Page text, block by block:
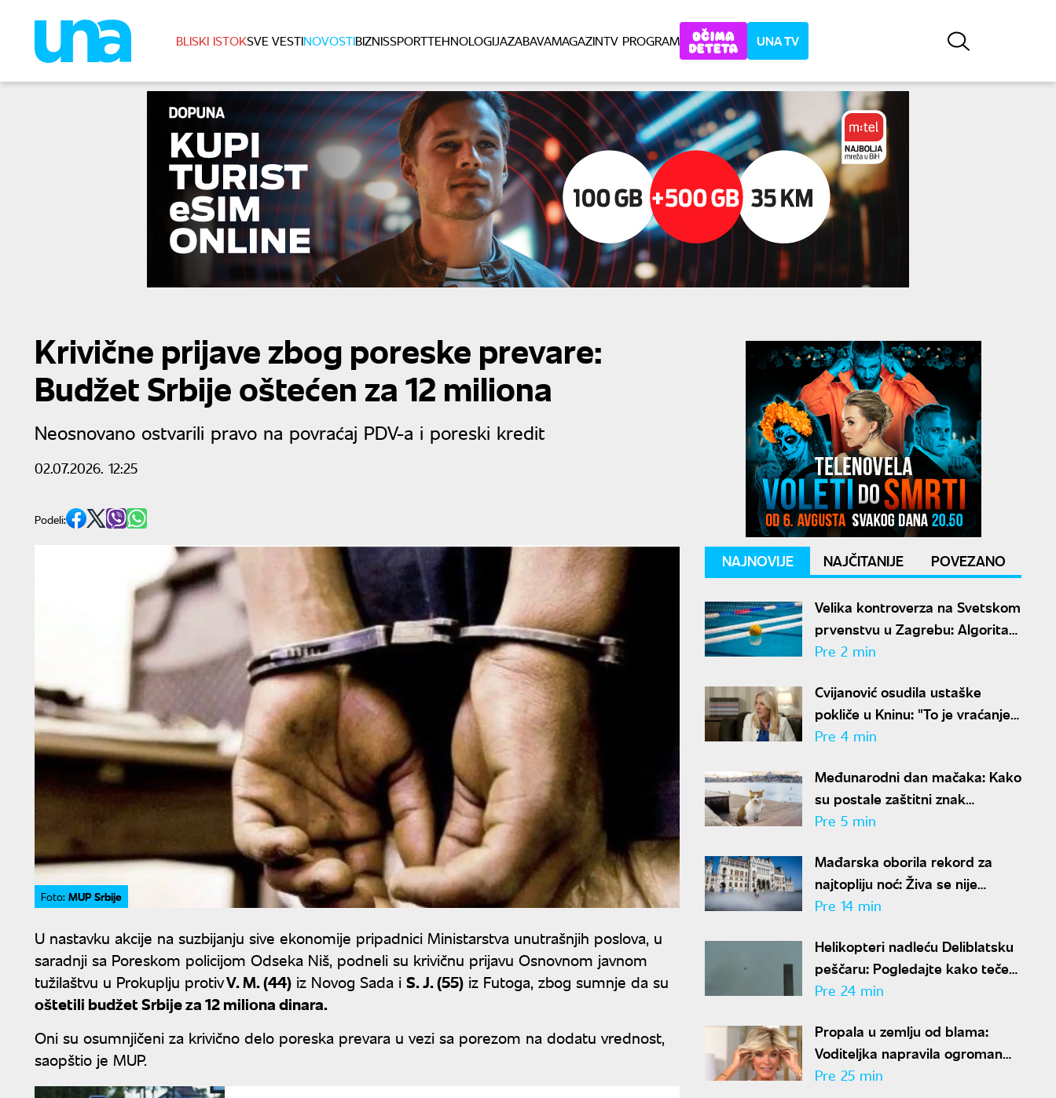
BLISKI ISTOKSVE VESTINOVOSTIBIZNISSPORTTEHNOLOGIJAZABAVAMAGAZINTV PROGRAM UNA TV
Krivične prijave zbog poreske prevare:
Budžet Srbije oštećen za 12 miliona
Neosnovano ostvarili pravo na povraćaj PDV-a i poreski kredit
02.07.2026. 12:25
Podeli:
Foto: MUP Srbije
U nastavku akcije na suzbijanju sive ekonomije pripadnici Ministarstva unutrašnjih poslova, u
saradnji sa Poreskom policijom Odseka Niš, podneli su krivičnu prijavu Osnovnom javnom
tužilaštvu u Prokuplju protivV. M. (44) iz Novog Sada i S. J. (55) iz Futoga, zbog sumnje da su
oštetili budžet Srbije za 12 miliona dinara.
Oni su osumnjičeni za krivično delo poreska prevara u vezi sa porezom na dodatu vrednost,
saopštio je MUP.
NAJNOVIJE NAJČITANIJE POVEZANO
Velika kontroverza na Svetskom
prvenstvu u Zagrebu: Algoritam
izbacio Crnu Goru uprkos
Pre 2 min
Cvijanović osudila ustaške
pokliče u Kninu: "To je vraćanje
u mračnu prošlost"
Pre 4 min
Međunarodni dan mačaka: Kako
su postale zaštitni znak
Istanbula
Pre 5 min
Mađarska oborila rekord za
najtopliju noć: Živa se nije
spustila ispod 27 stepeni
Pre 14 min
Helikopteri nadleću Deliblatsku
peščaru: Pogledajte kako teče
borba sa vatrenom stihijom
Pre 24 min
Propala u zemlju od blama:
Voditeljka napravila ogroman
lapsus u programu uživo
Pre 25 min